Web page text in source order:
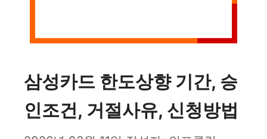
삼성카드 한도상향 기간, 승
인조건, 거절사유, 신청방법